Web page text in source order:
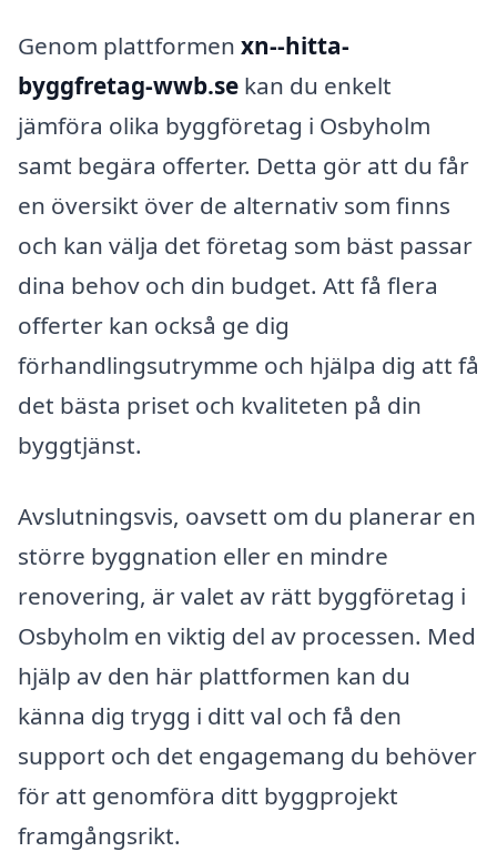
Genom plattformen xn--hitta-
byggfretag-wwb.se kan du enkelt
jämföra olika byggföretag i Osbyholm
samt begära offerter. Detta gör att du får
en översikt över de alternativ som finns
och kan välja det företag som bäst passar
dina behov och din budget. Att få flera
offerter kan också ge dig
förhandlingsutrymme och hjälpa dig att få
det bästa priset och kvaliteten på din
byggtjänst.
Avslutningsvis, oavsett om du planerar en
större byggnation eller en mindre
renovering, är valet av rätt byggföretag i
Osbyholm en viktig del av processen. Med
hjälp av den här plattformen kan du
känna dig trygg i ditt val och få den
support och det engagemang du behöver
för att genomföra ditt byggprojekt
framgångsrikt.